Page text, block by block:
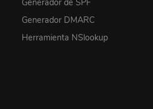
Generador DMARC
Herramienta NSlookup